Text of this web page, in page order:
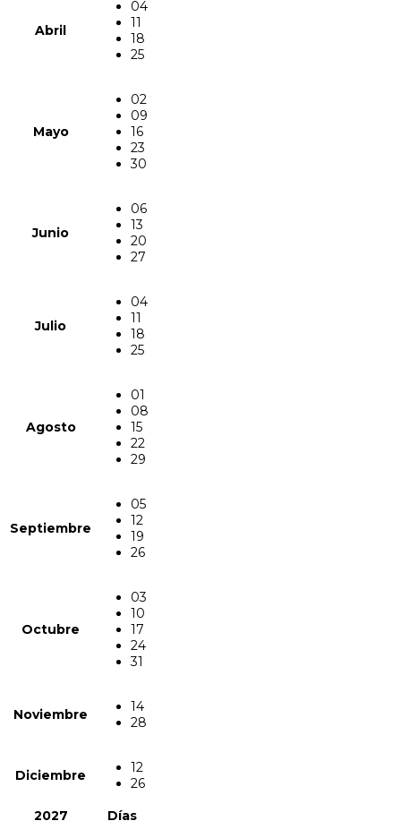
Abril
04
11
18
25
Mayo
02
09
16
23
30
Junio
06
13
20
27
Julio
04
11
18
25
Agosto
01
08
15
22
29
Septiembre
05
12
19
26
Octubre
03
10
17
24
31
Noviembre
14
28
Diciembre
12
26
2027
Días